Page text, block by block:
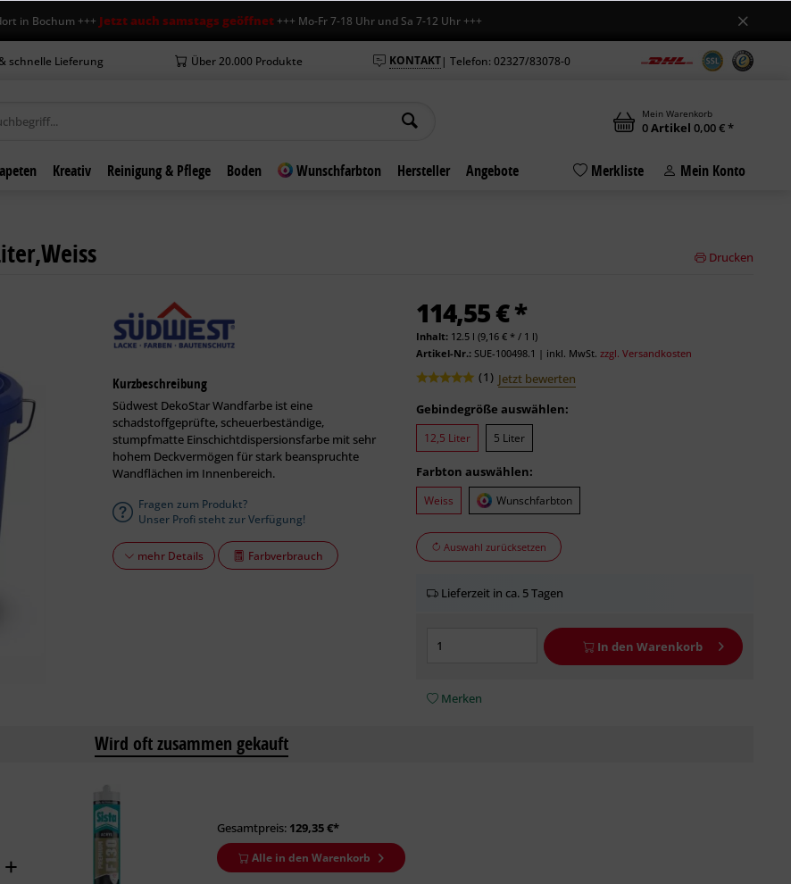
+++Jetzt auch samstags geöffnet+++ Mo-Fr 7-18 Uhr und Sa 7-12 Uhr +++
schnelle Lieferung Über 20.000 Produkte KONTAKT| Telefon: 02327/83078-0
Mein Warenkorb
0Artikel 0,00 € *
Kreativ Reinigung & Pflege Boden Wunschfarbton Hersteller Angebote Merkliste Mein Konto
Drucken
Kurzbeschreibung
Südwest DekoStar Wandfarbe ist eine
schadstoffgeprüfte, scheuerbeständige,
stumpfmatte Einschichtdispersionsfarbe mit sehr
hohem Deckvermögen für stark beanspruchte
Wandflächen im Innenbereich.
Fragen zum Produkt?
Unser Profi steht zur Verfügung!
mehr Details Farbverbrauch
114,55 € *
Inhalt: 12.5 l (9,16 € * / 1 l)
Artikel-Nr.: SUE-100498.1 | inkl. MwSt. zzgl. Versandkosten
(1) Jetzt bewerten
Gebindegröße auswählen:
12,5 Liter 5 Liter
Farbton auswählen:
Weiss Wunschfarbton
Auswahl zurücksetzen
Lieferzeit in ca. 5 Tagen
In den Warenkorb
Merken
Wird oft zusammen gekauft
Gesamtpreis: 129,35€*
Alle in den Warenkorb